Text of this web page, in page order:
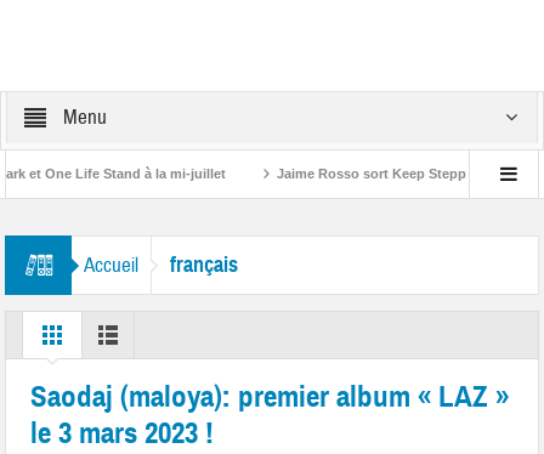
Menu
et One Life Stand à la mi-juillet Jaime Rosso sort Keep Stepping, son
Accueil français
Saodaj (maloya): premier album « LAZ »
le 3 mars 2023 !